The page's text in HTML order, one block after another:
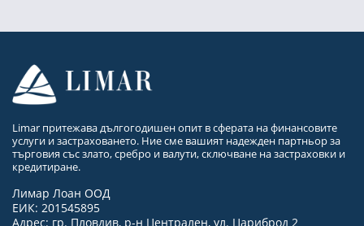
Limar притежава дългогодишен опит в сферата на финансовите
услуги и застраховането. Ние сме вашият надежден партньор за
търговия със злато, сребро и валути, сключване на застраховки и
кредитиране.
Лимар Лоан ООД
ЕИК: 201545895
Адрес: гр. Пловдив, р-н Централен, ул. Цариброд 2